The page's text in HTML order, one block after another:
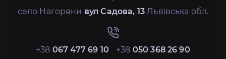
село Нагоряни вул Садова, 13 Львівська обл.
+38 067 477 69 10 +38 050 368 26 90